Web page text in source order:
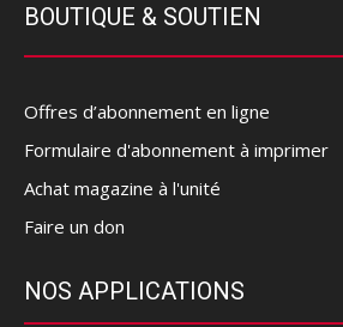
BOUTIQUE & SOUTIEN
Offres d’abonnement en ligne
Formulaire d'abonnement à imprimer
Achat magazine à l'unité
Faire un don
NOS APPLICATIONS